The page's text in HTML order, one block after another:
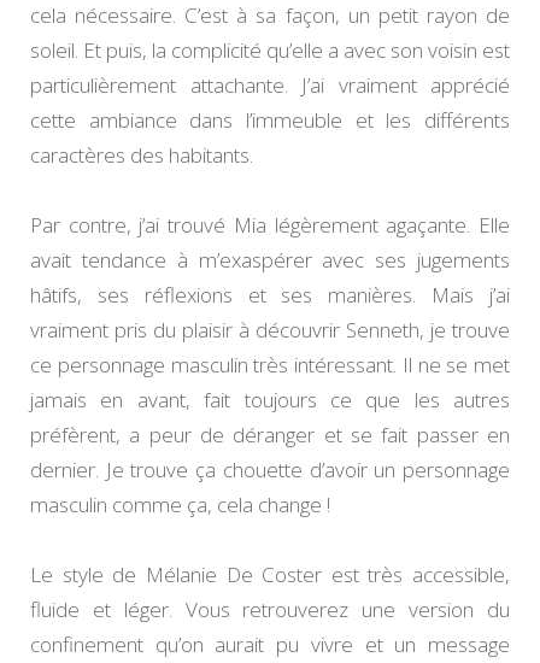
cela nécessaire. C’est à sa façon, un petit rayon de
soleil. Et puis, la complicité qu’elle a avec son voisin est
particulièrement attachante. J’ai vraiment apprécié
cette ambiance dans l’immeuble et les différents
caractères des habitants.
Par contre, j’ai trouvé Mia légèrement agaçante. Elle
avait tendance à m’exaspérer avec ses jugements
hâtifs, ses réflexions et ses manières. Mais j’ai
vraiment pris du plaisir à découvrir Senneth, je trouve
ce personnage masculin très intéressant. Il ne se met
jamais en avant, fait toujours ce que les autres
préfèrent, a peur de déranger et se fait passer en
dernier. Je trouve ça chouette d’avoir un personnage
masculin comme ça, cela change !
Le style de Mélanie De Coster est très accessible,
fluide et léger. Vous retrouverez une version du
confinement qu’on aurait pu vivre et un message